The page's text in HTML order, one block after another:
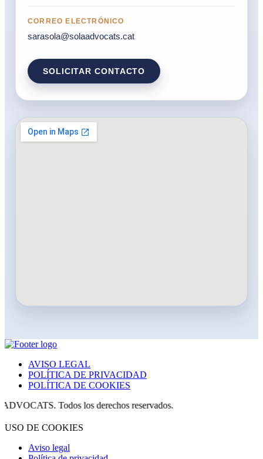
CORREO ELECTRÓNICO
sarasola@solaadvocats.cat
SOLICITAR CONTACTO
AVISO LEGAL
POLÍTICA DE PRIVACIDAD
POLÍTICA DE COOKIES
Todos los derechos reservados.
USO DE COOKIES
Aviso legal